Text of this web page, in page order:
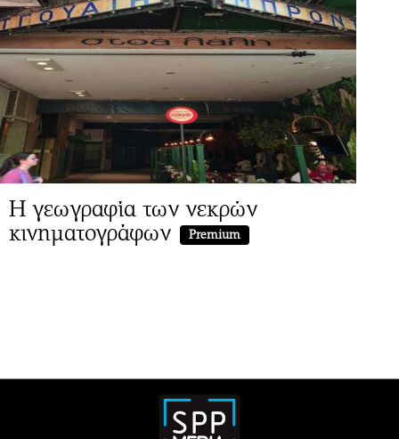
Η γεωγραφία των νεκρών
κινηματογράφων
Premium